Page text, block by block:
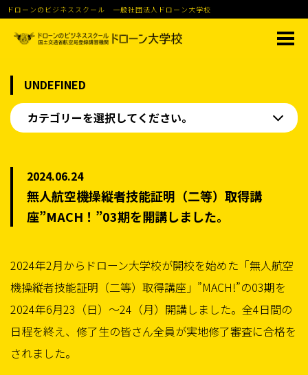
ドローンのビジネススクール 一般社団法人ドローン大学校
UNDEFINED
カテゴリーを選択してください。
2024.06.24
無人航空機操縦者技能証明（二等）取得講
座”MACH！”03期を開講しました。
2024年2月からドローン大学校が開校を始めた「無人航空
機操縦者技能証明（二等）取得講座」”MACH!”の03期を
2024年6月23（日）〜24（月）開講しました。全4日間の
日程を終え、修了生の皆さん全員が実地修了審査に合格を
されました。